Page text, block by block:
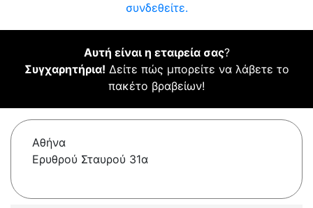
συνδεθείτε.
Αυτή είναι η εταιρεία σας?
Συγχαρητήρια! Δείτε πώς μπορείτε να λάβετε το
πακέτο βραβείων!
Αθήνα
Ερυθρού Σταυρού 31α